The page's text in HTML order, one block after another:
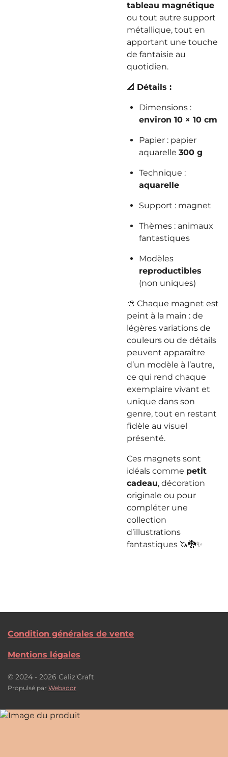
tableau magnétique
ou tout autre support
métallique, tout en
apportant une touche
de fantaisie au
quotidien.
📐 Détails :
Dimensions :
environ 10 × 10 cm
Papier : papier
aquarelle 300 g
Technique :
aquarelle
Support : magnet
Thèmes : animaux
fantastiques
Modèles
reproductibles
(non uniques)
🎨 Chaque magnet est
peint à la main : de
légères variations de
couleurs ou de détails
peuvent apparaître
d’un modèle à l’autre,
ce qui rend chaque
exemplaire vivant et
unique dans son
genre, tout en restant
fidèle au visuel
présenté.
Ces magnets sont
idéals comme petit
cadeau, décoration
originale ou pour
compléter une
collection
d’illustrations
fantastiques 🦄🐉✨
Condition générales de vente
Mentions légales
© 2024 - 2026 Caliz'Craft
Propulsé par Webador